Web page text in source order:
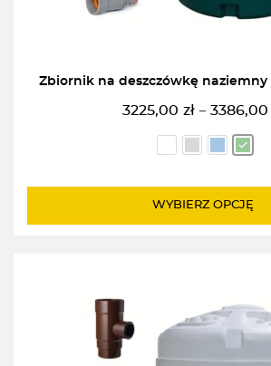
Zbiornik na deszczówkę naziemny
3225,00 zł – 3386,00
Zakres
cen:
od
do
WYBIERZ OPCJĘ